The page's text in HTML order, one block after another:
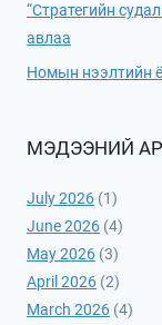
“Стратегийн
авлаа
Номын нээлтийн
МЭДЭЭНИЙ
July 2026 (1)
June 2026 (4)
May 2026 (3)
April 2026 (2)
March 2026 (4)